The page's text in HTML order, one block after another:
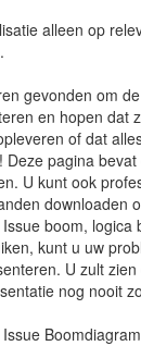
alleen op
gevonden om
en hopen dat
of dat
Deze pagina
U kunt ook
downloaden
boom, logica
kunt u uw
U zult
nog nooit